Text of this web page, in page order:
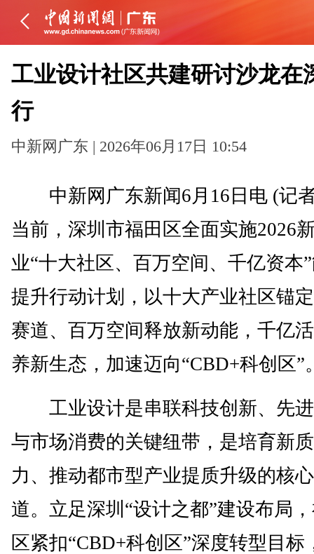
工业设计社区共建研讨沙龙在
行
中新网广东 | 2026年06月17日 10:54
中新网广东新闻6月16日电 (记
当前，深圳市福田区全面实施2026
业“十大社区、百万空间、千亿资本
提升行动计划，以十大产业社区锚
赛道、百万空间释放新动能，千亿
养新生态，加速迈向“CBD+科创区”
工业设计是串联科技创新、先
与市场消费的关键纽带，是培育新
力、推动都市型产业提质升级的核
道。立足深圳“设计之都”建设布局
区紧扣“CBD+科创区”深度转型目标